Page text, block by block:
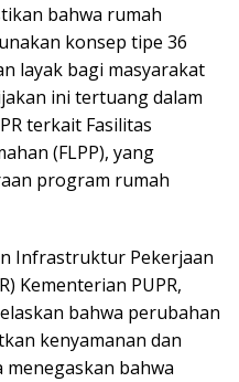
bahwa rumah
konsep tipe 36
layak bagi masyarakat
ini tertuang dalam
terkait Fasilitas
(FLPP), yang
program rumah
Infrastruktur Pekerjaan
Kementerian PUPR,
bahwa perubahan
kenyamanan dan
bahwa